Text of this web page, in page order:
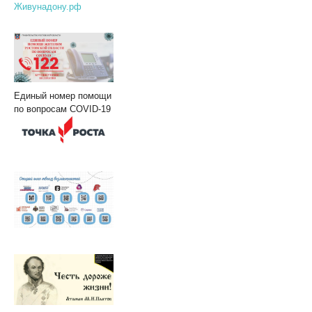
Живунадону.рф
Единый номер помощи
по вопросам COVID-19